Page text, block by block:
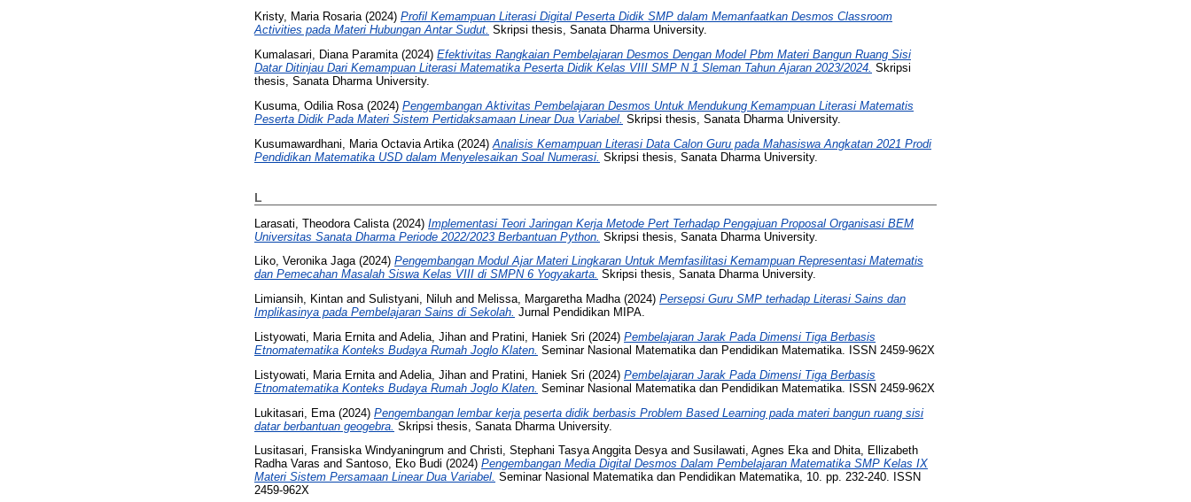
Kristy, Maria Rosaria(2024) Profil Kemampuan Literasi Digital Peserta Didik SMP dalam Memanfaatkan Desmos Classroom
Activities pada Materi Hubungan Antar Sudut. Skripsi thesis, Sanata Dharma University.
Kumalasari, Diana Paramita(2024) Efektivitas Rangkaian Pembelajaran Desmos Dengan Model Pbm Materi Bangun Ruang Sisi
Datar Ditinjau Dari Kemampuan Literasi Matematika Peserta Didik Kelas VIII SMP N 1 Sleman Tahun Ajaran 2023/2024. Skripsi
thesis, Sanata Dharma University.
Kusuma, Odilia Rosa(2024) Pengembangan Aktivitas Pembelajaran Desmos Untuk Mendukung Kemampuan Literasi Matematis
Peserta Didik Pada Materi Sistem Pertidaksamaan Linear Dua Variabel. Skripsi thesis, Sanata Dharma University.
Kusumawardhani, Maria Octavia Artika (2024) Analisis Kemampuan Literasi Data Calon Guru pada Mahasiswa Angkatan 2021 Prodi
Pendidikan Matematika USD dalam Menyelesaikan Soal Numerasi. Skripsi thesis, Sanata Dharma University.
L
Larasati, Theodora Calista (2024) Implementasi Teori Jaringan Kerja Metode Pert Terhadap Pengajuan Proposal Organisasi BEM
Universitas Sanata Dharma Periode 2022/2023 Berbantuan Python. Skripsi thesis, Sanata Dharma University.
Liko, Veronika Jaga(2024) Pengembangan Modul Ajar Materi Lingkaran Untuk Memfasilitasi Kemampuan Representasi Matematis
dan Pemecahan Masalah Siswa Kelas VIII di SMPN 6 Yogyakarta. Skripsi thesis, Sanata Dharma University.
Limiansih, Kintan and Sulistyani, Niluh and Melissa, Margaretha Madha(2024) Persepsi Guru SMP terhadap Literasi Sains dan
Implikasinya pada Pembelajaran Sains di Sekolah. Jurnal Pendidikan MIPA.
Listyowati, Maria Ernitaand Adelia, Jihan and Pratini, Haniek Sri (2024) Pembelajaran Jarak Pada Dimensi Tiga Berbasis
Etnomatematika Konteks Budaya Rumah Joglo Klaten. Seminar Nasional Matematika dan Pendidikan Matematika. ISSN 2459-962X
Listyowati, Maria Ernita and Adelia, Jihan and Pratini, Haniek Sri (2024) Pembelajaran Jarak Pada Dimensi Tiga Berbasis
Etnomatematika Konteks Budaya Rumah Joglo Klaten. Seminar Nasional Matematika dan Pendidikan Matematika. ISSN 2459-962X
Lukitasari, Ema (2024) Pengembangan lembar kerja peserta didik berbasis Problem Based Learning pada materi bangun ruang sisi
datar berbantuan geogebra. Skripsi thesis, Sanata Dharma University.
Lusitasari, Fransiska Windyaningrum and Christi, Stephani Tasya Anggita Desyaand Susilawati, Agnes Ekaand Dhita, Ellizabeth
Radha Varas and Santoso, Eko Budi (2024) Pengembangan Media Digital Desmos Dalam Pembelajaran Matematika SMP Kelas IX
Materi Sistem Persamaan Linear Dua Variabel. Seminar Nasional Matematika dan Pendidikan Matematika, 10. pp. 232-240. ISSN
2459-962X